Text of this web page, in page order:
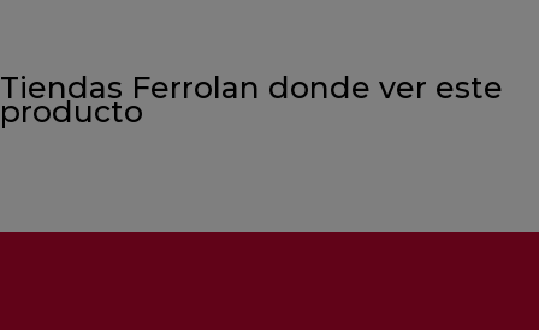
Tiendas Ferrolan donde ver este
producto